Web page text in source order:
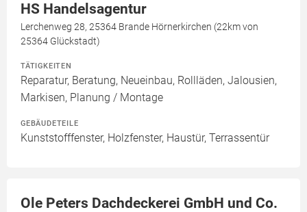
HS Handelsagentur
Lerchenweg 28, 25364 Brande Hörnerkirchen (22km von
25364 Glückstadt)
TÄTIGKEITEN
Reparatur, Beratung, Neueinbau, Rollläden, Jalousien,
Markisen, Planung / Montage
GEBÄUDETEILE
Kunststofffenster, Holzfenster, Haustür, Terrassentür
Ole Peters Dachdeckerei GmbH und Co.